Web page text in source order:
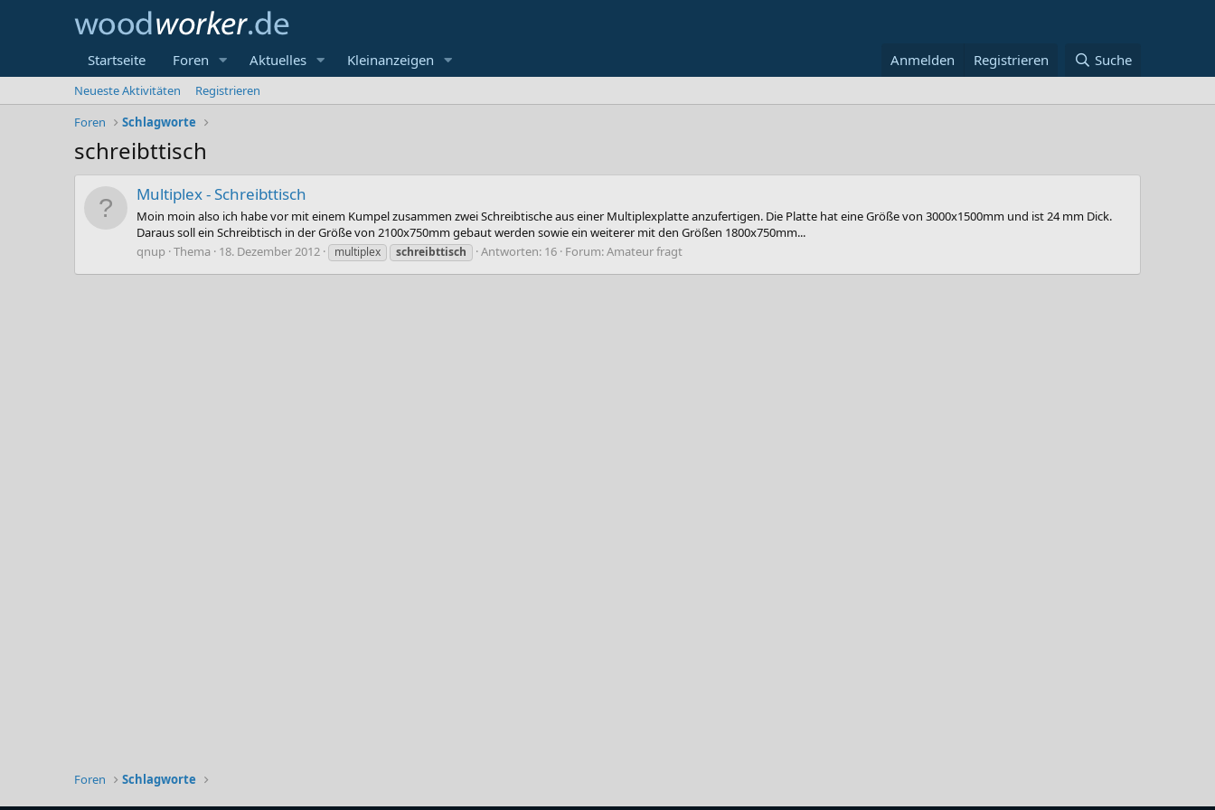
Startseite Foren Aktuelles Kleinanzeigen Anmelden Registrieren Suche
Neueste Aktivitäten
Registrieren
Foren
Schlagworte
schreibttisch
Multiplex - Schreibttisch
Moin moin also ich habe vor mit einem Kumpel zusammen zwei Schreibtische aus einer Multiplexplatte anzufertigen. Die Platte hat eine Größe von 3000x1500mm und ist 24 mm Dick.
Daraus soll ein Schreibtisch in der Größe von 2100x750mm gebaut werden sowie ein weiterer mit den Größen 1800x750mm...
qnup Thema 18. Dezember 2012 multiplex schreibttisch Antworten: 16 Forum:Amateur fragt
Foren Schlagworte